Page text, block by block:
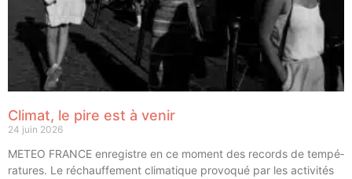
Climat, le pire est à venir
24 juin 2026
METEO FRANCE enre­gistre en ce moment des records de tem­pé­
ra­tures. Le réchauf­fe­ment cli­ma­tique pro­vo­qué par les acti­vi­tés